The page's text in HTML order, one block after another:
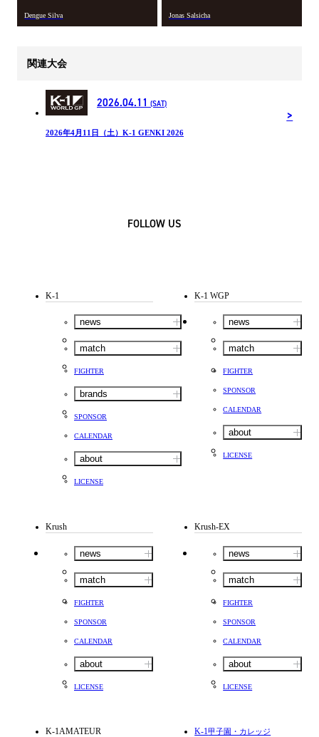
Dengue Silva Jonas Salsicha
関連大会
2026.04.11 (SAT)
2026年4月11日（土）K-1 GENKI 2026
FOLLOW US
K-1
news
match
FIGHTER
brands
SPONSOR
CALENDAR
about
LICENSE
K-1 WGP
news
match
FIGHTER
SPONSOR
CALENDAR
about
LICENSE
Krush
news
match
FIGHTER
SPONSOR
CALENDAR
about
LICENSE
Krush-EX
news
match
FIGHTER
SPONSOR
CALENDAR
about
LICENSE
K-1AMATEUR K-1甲子園・カレッジ